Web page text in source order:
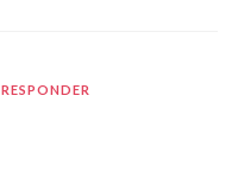
RESPONDER